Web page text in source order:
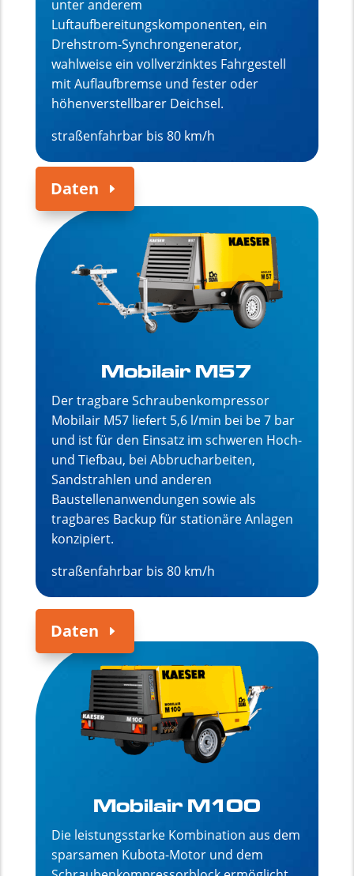
unter anderem
Luftaufbereitungskomponenten, ein
Drehstrom-Synchrongenerator,
wahlweise ein vollverzinktes Fahrgestell
mit Auflaufbremse und fester oder
höhenverstellbarer Deichsel.
straßenfahrbar bis 80 km/h
Mobilair M57
Der tragbare Schraubenkompressor
Mobilair M57 liefert 5,6 l/min bei be 7 bar
und ist für den Einsatz im schweren Hoch-
und Tiefbau, bei Abbrucharbeiten,
Sandstrahlen und anderen
Baustellenanwendungen sowie als
tragbares Backup für stationäre Anlagen
konzipiert.
straßenfahrbar bis 80 km/h
Daten
Mobilair M100
Die leistungsstarke Kombination aus dem
sparsamen Kubota-Motor und dem
Daten